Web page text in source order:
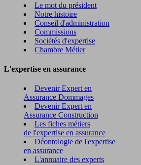
Le mot du président
Notre histoire
Conseil d'administration
Commissions
Sociétés d'expertise
Chambre Métier
L'expertise en assurance
Devenir Expert en
Assurance Dommages
Devenir Expert en
Assurance Construction
Les fiches métiers
de l'expertise en assurance
Déontologie de l'expertise
en assurance
L'annuaire des experts